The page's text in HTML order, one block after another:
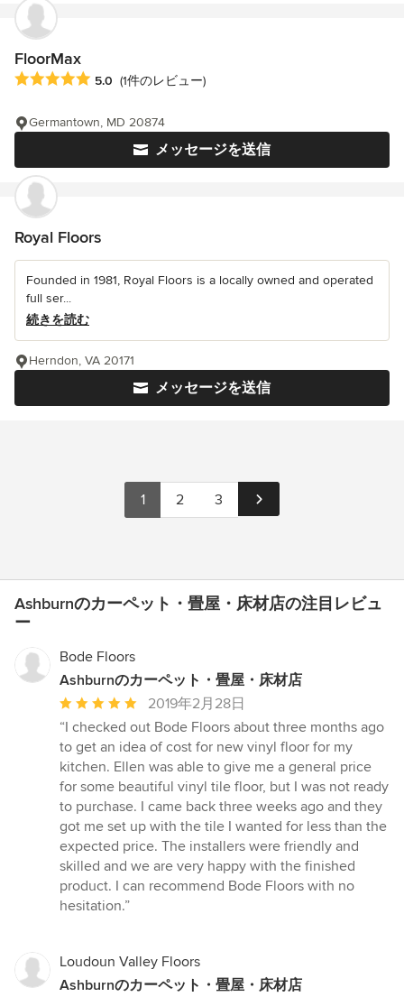
FloorMax
平均評価：5つ星中 星5
5.0 (1件のレビュー)
メッセージを送信
Germantown, MD 20874
Royal Floors
Founded in 1981, Royal Floors is a locally owned and operated
full ser...
続きを読む
メッセージを送信
Herndon, VA 20171
1 2 3
Ashburnのカーペット・畳屋・床材店の注目レビュ
ー
Bode Floors
Ashburnのカーペット・畳屋・床材店
平
均
評
価：
5
つ
星
中
星
5
2019年2月28日
“I checked out Bode Floors about three months ago
to get an idea of cost for new vinyl floor for my
kitchen. Ellen was able to give me a general price
for some beautiful vinyl tile floor, but I was not ready
to purchase. I came back three weeks ago and they
got me set up with the tile I wanted for less than the
expected price. The installers were friendly and
skilled and we are very happy with the finished
product. I can recommend Bode Floors with no
hesitation.”
Loudoun Valley Floors
Ashburnのカーペット・畳屋・床材店